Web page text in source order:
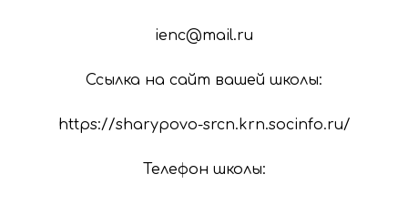
ienc@mail.ru
Ссылка на сайт вашей школы:
https://sharypovo-srcn.krn.socinfo.ru/
Телефон школы: